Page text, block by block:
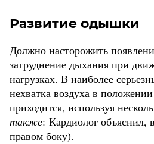
Развитие одышки
Должно насторожить
затруднение дыхания при
нагрузках. В наиболее
нехватка воздуха в
приходится, используя
также: Кардиолог объяснил,
правом боку).